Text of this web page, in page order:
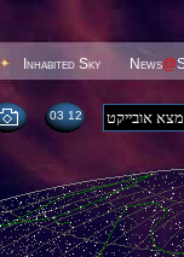
Inhabited Sky News@
03 12